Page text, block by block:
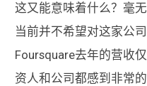
这又能意味着什么？毫
当前并不希望对这家公
Foursquare去年的营收
资人和公司都感到非常的